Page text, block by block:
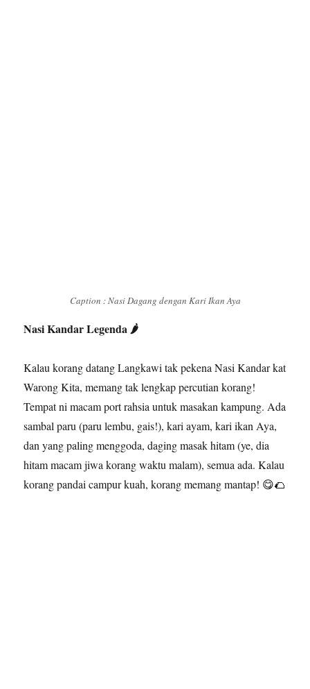
Caption : Nasi Dagang dengan Kari Ikan Aya
Nasi Kandar Legenda 🌶️
Kalau korang datang Langkawi tak pekena Nasi Kandar kat
Warong Kita, memang tak lengkap percutian korang!
Tempat ni macam port rahsia untuk masakan kampung. Ada
sambal paru (paru lembu, gais!), kari ayam, kari ikan Aya,
dan yang paling menggoda, daging masak hitam (ye, dia
hitam macam jiwa korang waktu malam), semua ada. Kalau
korang pandai campur kuah, korang memang mantap! 😋🌮